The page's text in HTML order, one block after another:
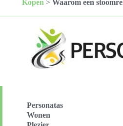
Kopen > Waarom een
Personatas
Wonen